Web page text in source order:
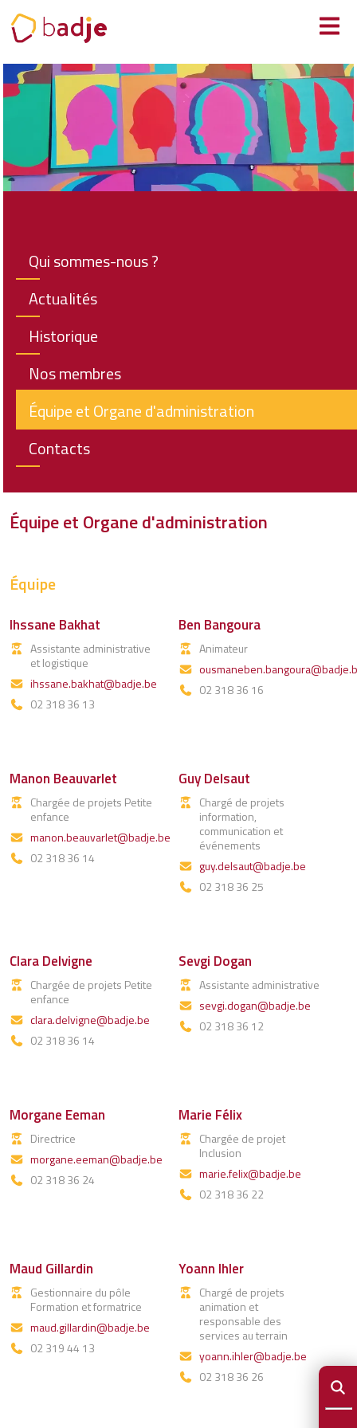
Qui sommes-nous ?
Actualités
Historique
Nos membres
Équipe et Organe d'administration
Contacts
Équipe et Organe d'administration
Équipe
Ihssane Bakhat
Assistante administrative
et logistique
ihssane.bakhat@badje.be
02 318 36 13
Ben Bangoura
Animateur
02 318 36 16
Manon Beauvarlet
Chargée de projets Petite
enfance
manon.beauvarlet@badje.be
02 318 36 14
Guy Delsaut
Chargé de projets
information,
communication et
événements
guy.delsaut@badje.be
02 318 36 25
Clara Delvigne
Chargée de projets Petite
enfance
clara.delvigne@badje.be
02 318 36 14
Sevgi Dogan
Assistante administrative
sevgi.dogan@badje.be
02 318 36 12
Morgane Eeman
Directrice
morgane.eeman@badje.be
02 318 36 24
Marie Félix
Chargée de projet
Inclusion
marie.felix@badje.be
02 318 36 22
Maud Gillardin
Gestionnaire du pôle
Formation et formatrice
maud.gillardin@badje.be
02 319 44 13
Yoann Ihler
Chargé de projets
animation et
responsable des
services au terrain
yoann.ihler@badje.be
02 318 36 26